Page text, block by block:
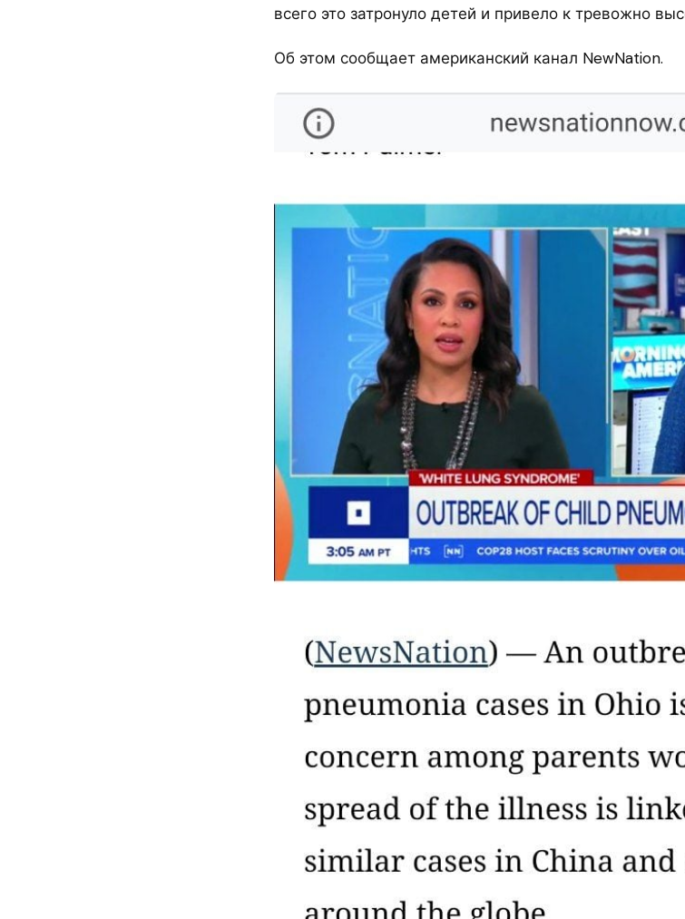
всего это затронуло детей и привело к тревожно
Об этом сообщает американский канал NewNation.